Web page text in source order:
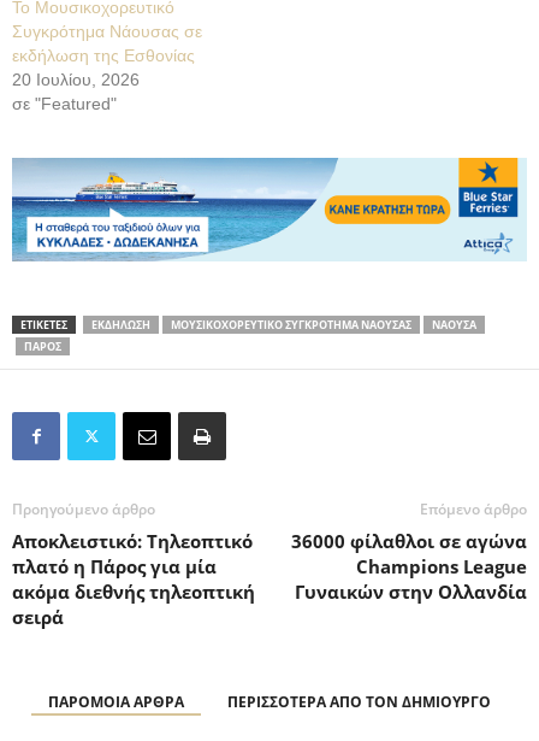
Το Μουσικοχορευτικό
Συγκρότημα Νάουσας σε
εκδήλωση της Εσθονίας
20 Ιουλίου, 2026
σε "Featured"
ΕΤΙΚΕΤΕΣ ΕΚΔΗΛΩΣΗ ΜΟΥΣΙΚΟΧΟΡΕΥΤΙΚΟ ΣΥΓΚΡΟΤΗΜΑ ΝΑΟΥΣΑΣ
ΝΑΟΥΣΑ
ΠΑΡΟΣ
Προηγούμενο άρθρο
Αποκλειστικό: Τηλεοπτικό
πλατό η Πάρος για μία
ακόμα διεθνής τηλεοπτική
σειρά
Επόμενο άρθρο
36000 φίλαθλοι σε αγώνα
Champions League
Γυναικών στην Ολλανδία
ΠΑΡΟΜΟΙΑ ΑΡΘΡΑ ΠΕΡΙΣΣΟΤΕΡΑ ΑΠΟ ΤΟΝ ΔΗΜΙΟΥΡΓΟ